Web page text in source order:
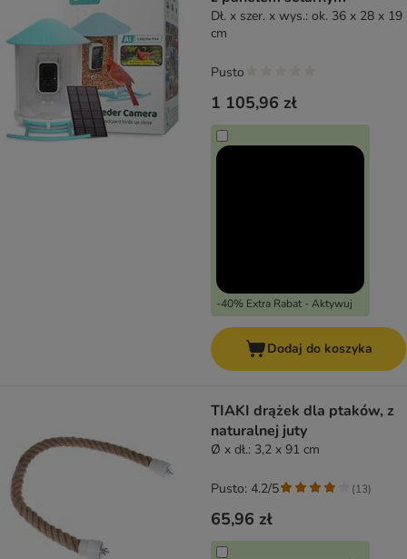
Dł. x szer. x wys.: ok. 36 x 28 x 19
cm
1 105,96 zł
-40% Extra Rabat - Aktywuj
Pusto
Dodaj do koszyka
TIAKI drążek dla ptaków, z
naturalnej juty
Ø x dł.: 3,2 x 91 cm
65,96 zł
Pusto: 4.2/5 (13)